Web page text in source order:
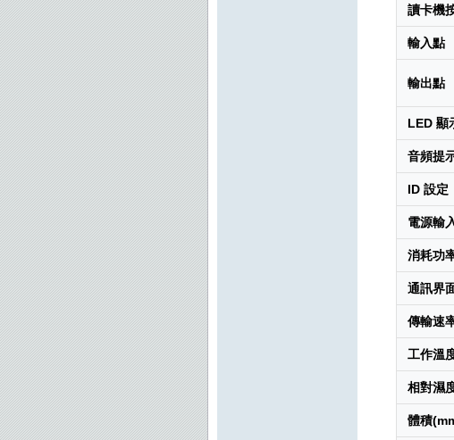
讀卡機
輸入點
輸出點
LED 顯
音頻提
ID 設定
電源輸
消耗功
通訊界
傳輸速
工作溫
相對濕
體積